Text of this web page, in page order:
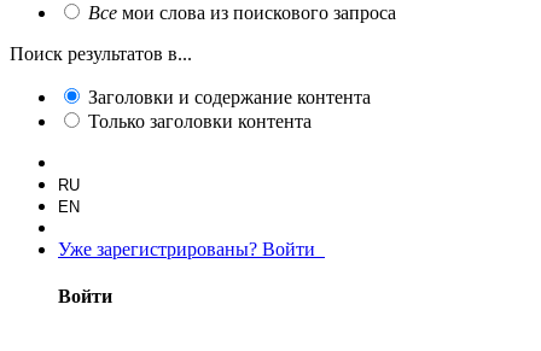
Все мои слова из поискового запроса
Поиск результатов в...
Заголовки и содержание контента
Только заголовки контента
RU
EN
Уже зарегистрированы? Войти
Войти